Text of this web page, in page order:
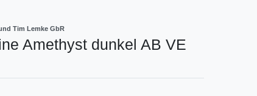
Tim Lemke GbR
Amethyst dunkel AB VE